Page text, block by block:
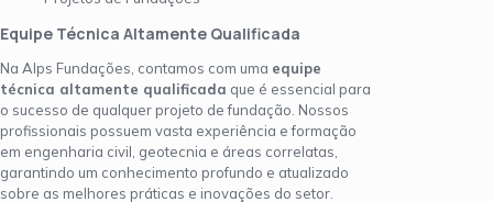
Equipe Técnica Altamente Qualificada
Na Alps Fundações, contamos com uma equipe
técnica altamente qualificada que é essencial para
o sucesso de qualquer projeto de fundação. Nossos
profissionais possuem vasta experiência e formação
em engenharia civil, geotecnia e áreas correlatas,
garantindo um conhecimento profundo e atualizado
sobre as melhores práticas e inovações do setor.